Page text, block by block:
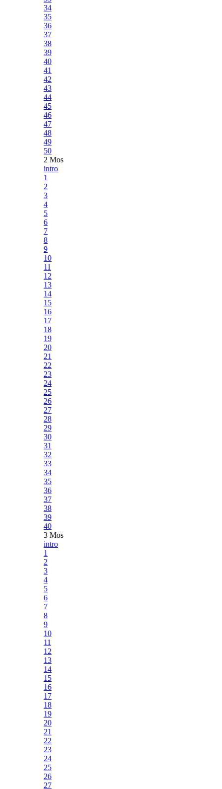
34
35
36
37
38
39
40
41
42
43
44
45
46
47
48
49
50
2 Mos
intro
1
2
3
4
5
6
7
8
9
10
11
12
13
14
15
16
17
18
19
20
21
22
23
24
25
26
27
28
29
30
31
32
33
34
35
36
37
38
39
40
3 Mos
intro
1
2
3
4
5
6
7
8
9
10
11
12
13
14
15
16
17
18
19
20
21
22
23
24
25
26
27